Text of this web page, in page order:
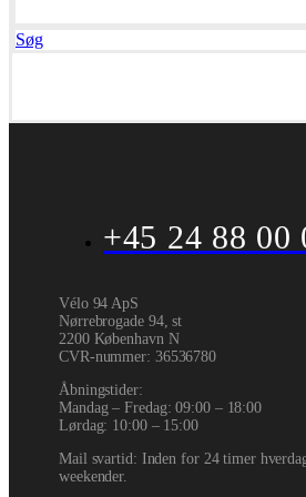
Søg
+45 24 88 00
Vélo 94 ApS
Nørrebrogade 94, st
2200 København N
CVR-nummer: 36536780
Åbningstider:
Mandag – Fredag: 09:00 – 18:00
Lørdag: 10:00 – 15:00
Mail svartid: Inden for 24 timer
weekender.